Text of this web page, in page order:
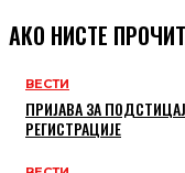
АКО НИСТЕ
ВЕСТИ
ПРИЈАВА ЗА
РЕГИСТРАЦИЈЕ